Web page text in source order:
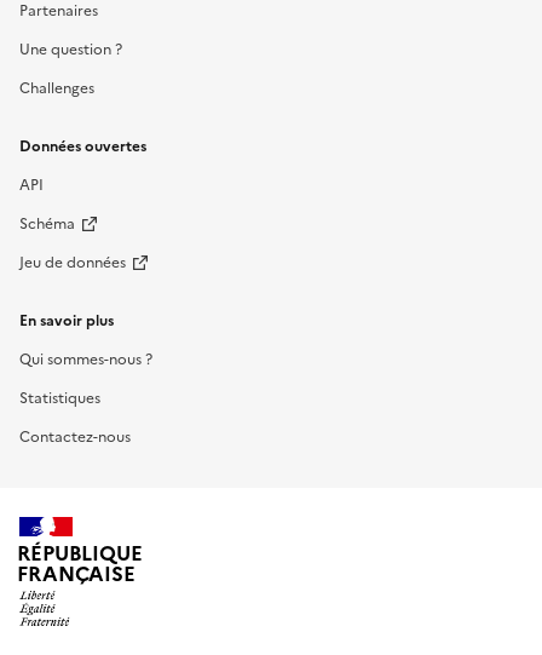
Partenaires
Une question ?
Challenges
Données ouvertes
API
Schéma
Jeu de données
En savoir plus
Qui sommes-nous ?
Statistiques
Contactez-nous
RÉPUBLIQUE
FRANÇAISE